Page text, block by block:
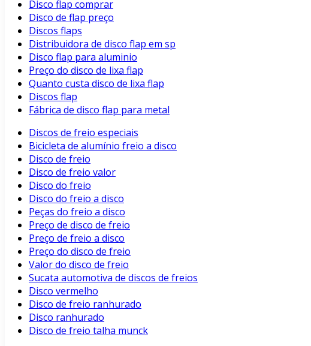
Disco flap comprar
Disco de flap preço
Discos flaps
Distribuidora de disco flap em sp
Disco flap para aluminio
Preço do disco de lixa flap
Quanto custa disco de lixa flap
Discos flap
Fábrica de disco flap para metal
Discos de freio especiais
Bicicleta de alumínio freio a disco
Disco de freio
Disco de freio valor
Disco do freio
Disco do freio a disco
Peças do freio a disco
Preço de disco de freio
Preço de freio a disco
Preço do disco de freio
Valor do disco de freio
Sucata automotiva de discos de freios
Disco vermelho
Disco de freio ranhurado
Disco ranhurado
Disco de freio talha munck